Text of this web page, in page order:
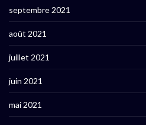
septembre 2021
août 2021
juillet 2021
juin 2021
mai 2021